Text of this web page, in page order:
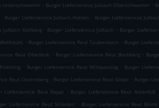
Unterschwemm . Burger Lieferservice Julbach Oberschwemm .
. Burger Lieferservice Julbach Holzen . Burger Lieferservice
Julbach Kollberg . Burger Lieferservice Julbach . Burger
. Burger Lieferservice Reut Taubenbach . Burger
Reut Obenhub . Burger Lieferservice Reut Buchberg .
. Burger Lieferservice Reut Wimpassing . Burger
Reut Osternberg . Burger Lieferservice Reut Göppl . Burger
Lieferservice Reut Rappl . Burger Lieferservice Reut Antenfuß
Lieferservice Reut Schöderl . Burger Lieferservice Reut Blüml